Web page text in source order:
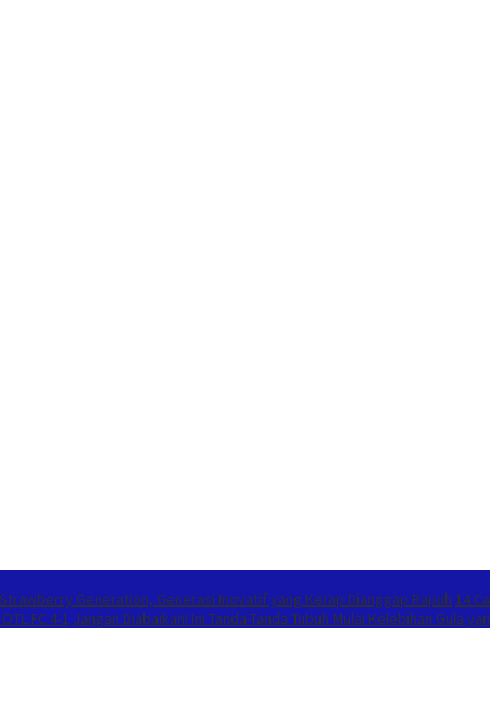
Generation, Generasi Inovatif yang Kerap Dianggap Rapuh 14
FC 4-1 Jangan Diabaikan! Ini Tanda-Tanda Tubuh Mulai Kelebihan Gula